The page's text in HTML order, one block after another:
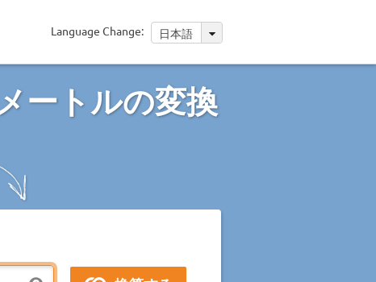
Language Change: 日本語
ートルの変換